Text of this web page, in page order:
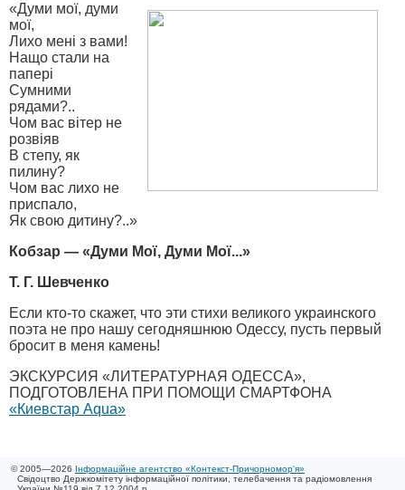
«Думи мої, думи
мої,
Лихо мені з вами!
Нащо стали на
папері
Сумними
рядами?..
Чом вас вітер не
розвіяв
В степу, як
пилину?
Чом вас лихо не
приспало,
Як свою дитину?..»
Кобзар — «Думи Мої, Думи Мої...»
Т. Г. Шевченко
Если кто-то скажет, что эти стихи великого украинского
поэта не про нашу сегодняшнюю Одессу, пусть первый
бросит в меня камень!
ЭКСКУРСИЯ «ЛИТЕРАТУРНАЯ ОДЕССА»,
ПОДГОТОВЛЕНА ПРИ ПОМОЩИ СМАРТФОНА
«Киевстар Aqua»
© 2005—2026 Інформаційне агентство «Контекст-Причорномор'я»
Свідоцтво Держкомітету інформаційної політики, телебачення та радіомовлення